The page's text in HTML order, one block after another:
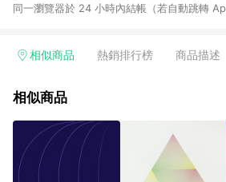
同一瀏覽器於 24 小時內結帳（若自動跳轉
回饋訂單不得享有 Pinkoi 站方優惠，例如首
行為，不具贈點資格，部分退款不在此限。 6.
貨後 45 天後發送。 8. 群眾募資商品，禮物卡
運費，攤位費等不具贈點資格。 9. LINE 購物
顏色、價位、贈品如與 Pinkoi 商品資訊頁及購
Pinkoi 購物商品資訊頁及購物車標示為準。
相似商品 熱銷排行榜 商品描述
相似商品